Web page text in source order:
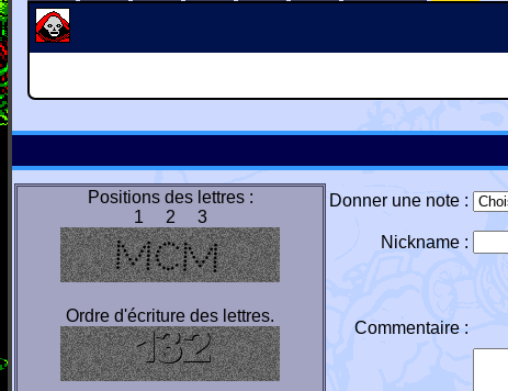
Positions des lettres :
1 2 3
Ordre d'écriture des lettres.
Donner une note :
Nickname :
Commentaire :